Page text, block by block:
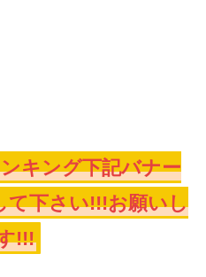
キング下記バナー
て下さい!!!お願いし
!!!